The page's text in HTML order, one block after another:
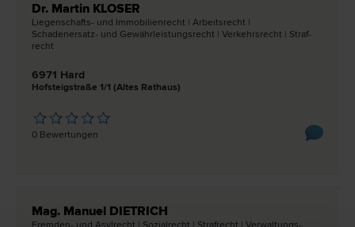
Dr. Martin KLOSER
Liegenschafts- und Immobilien­recht | Arbeits­recht |
Schadenersatz- und Gewährleistungs­recht | Verkehrs­recht | Straf­
recht
6971 Hard
Hofsteigstraße 1/1 (Altes Rathaus)
0 Bewertungen
Mag. Manuel DIETRICH